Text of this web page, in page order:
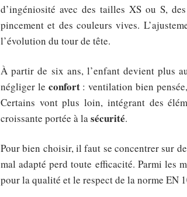
d’ingéniosité avec des tailles XS ou S,
pincement et des couleurs vives.
l’évolution du tour de tête.
À partir de six ans, l’enfant devient plus
négliger le confort: ventilation bien
Certains vont plus loin, intégrant des
croissante portée à lasécurité.
Pour bien choisir, il faut se concentrer sur
mal adapté perd toute efficacité. Parmi les
pour la qualité et le respect de la norme EN